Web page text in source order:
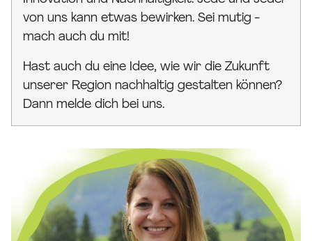
von uns kann etwas bewirken. Sei mutig -
mach auch du mit!
Hast auch du eine Idee, wie wir die Zukunft
unserer Region nachhaltig gestalten können?
Dann melde dich bei uns.